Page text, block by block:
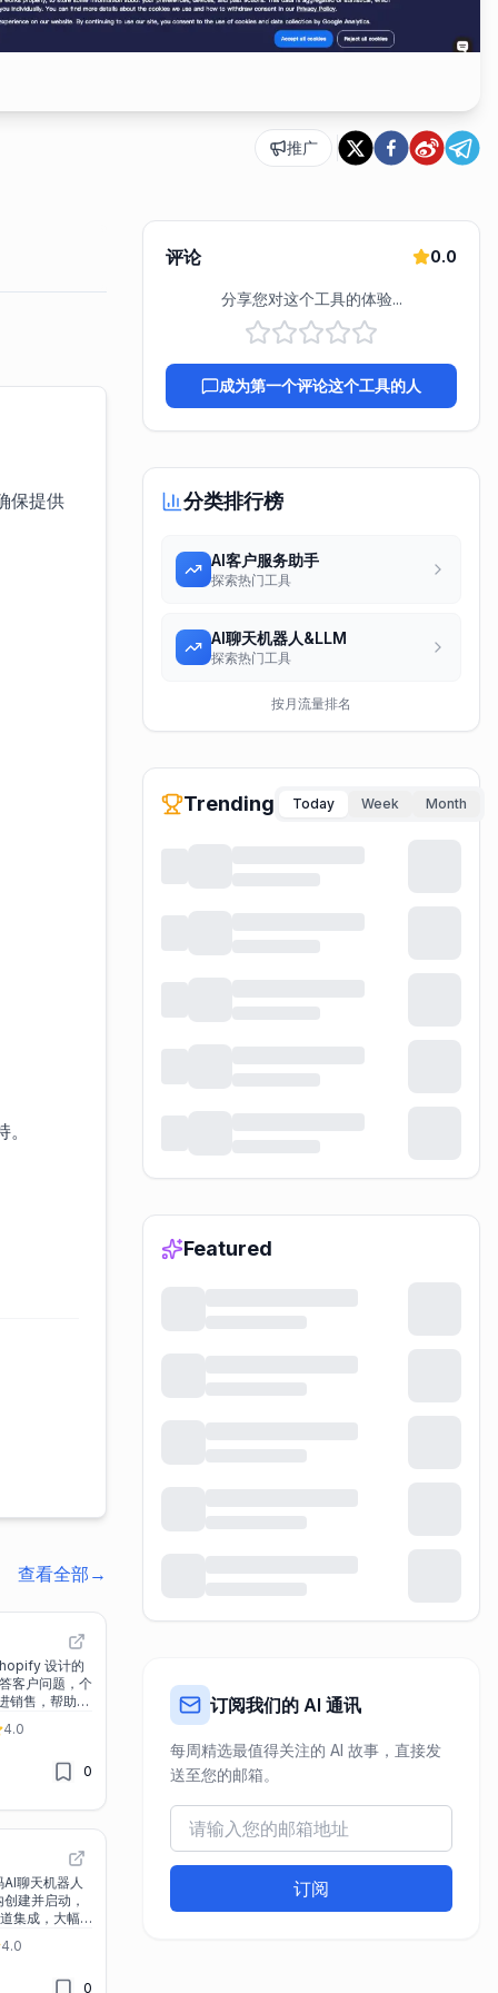
推广
保提供
查看全部 →
设计的
客户问题，个
销售，帮助商
4.0
0
聊天机器人
建并启动，
集成，大幅
4.0
0
评论 0.0
分享您对这个工具的体验...
成为第一个评论这个工具的人
分类排行榜
AI客户服务助手
探索热门工具
AI聊天机器人&LLM
探索热门工具
按月流量排名
Trending Today Week Month
Featured
订阅我们的 AI 通讯
每周精选最值得关注的 AI 故事，直接发
送至您的邮箱。
订阅